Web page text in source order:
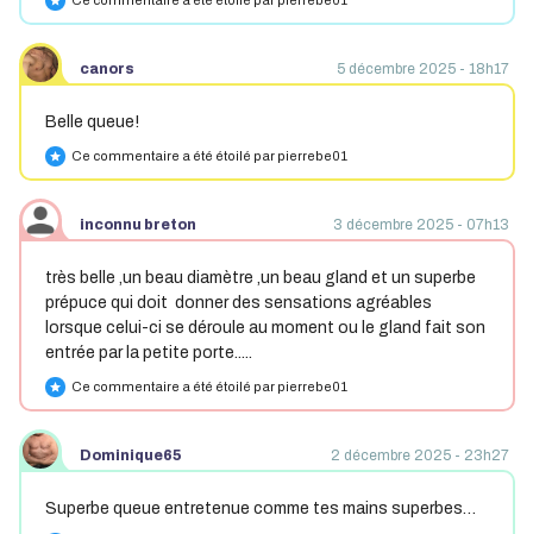
canors 5 décembre 2025 - 18h17
Belle queue!
star Ce commentaire a été étoilé par pierrebe01
inconnu breton 3 décembre 2025 - 07h13
très belle ,un beau diamètre ,un beau gland et un superbe
prépuce qui doit donner des sensations agréables
lorsque celui-ci se déroule au moment ou le gland fait son
entrée par la petite porte.....
star Ce commentaire a été étoilé par pierrebe01
Dominique65 2 décembre 2025 - 23h27
Superbe queue entretenue comme tes mains superbes…